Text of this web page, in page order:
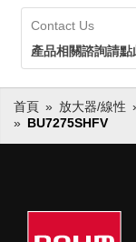
Contact Us
產品相關諮詢請點
首頁 放大器/線性
BU7275SHFV